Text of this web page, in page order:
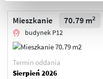
Mieszkanie 70.79 m2
budynek P12
Termin oddania
Sierpień 2026